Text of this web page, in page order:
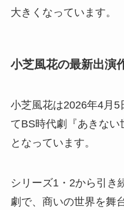
大きくなっています。
小芝風花の最新出演
小芝風花は2026年4月
てBS時代劇『あきな
となっています。
シリーズ1・2から引き
劇で、商いの世界を舞